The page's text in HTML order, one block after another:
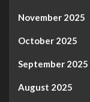
November 2025
October 2025
September 2025
August 2025